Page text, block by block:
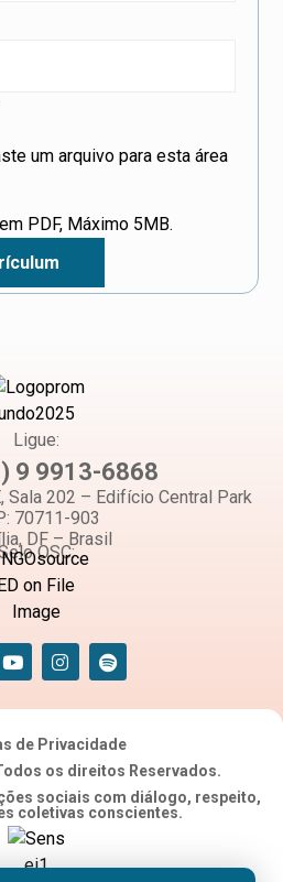
um arquivo para esta área
PDF, Máximo 5MB.
Ligue:
9 9913-6868
Sala 202 – Edifício Central Park
70711-903
DF – Brasil
OSC:
de Privacidade
os direitos Reservados.
sociais com diálogo, respeito,
coletivas conscientes.